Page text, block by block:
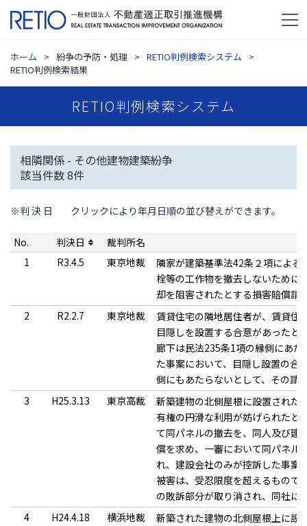
ホーム 紛争の予防・処理
RETIO判例検索システム
RETIO判例検索結果
RETIO判例検索システム
相隣関係 - その他建物建築紛争
該当件数8件
※判 決 日 クリックにより年月日順の並び替えができます。
No. 判決日
裁判所名
1
R3.4.5 東京地裁
隣家が建築基準法42条２項によ
栓等の工作物を撤去しないために
却を阻害されたとする損害賠償請
2
R2.2.7 東京地裁
賃貸住宅の隣地居住者が、賃貸住
目隠しを設置する合意があったと
廊下は民法235条1項の縁側にあ
た事案において、目隠し設置の合
側にもあたらないとして、その請
3
H25.3.13 東京高裁
新築建物の北側屋根に設置された
有権の円滑な利用が妨げられたと
て同パネルの撤去を、同人及び建
償を求め、一審において同パネル
れ、建設会社のみが控訴した事案
被害は、受忍限度を超えるもので
の敗訴部分が取り消され、同社に
4
H24.4.18 横浜地裁
新築された建物の北側屋根上に設